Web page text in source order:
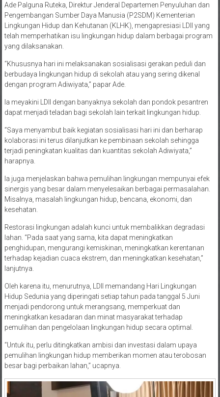
Ade Palguna Ruteka, Direktur Jenderal Departemen Penyuluhan dan
Pengembangan Sumber Daya Manusia (P2SDM) Kementerian
Lingkungan Hidup dan Kehutanan (KLHK), mengapresiasi LDII yang
telah memperhatikan isu lingkungan hidup dalam berbagai program
yang dilaksanakan.
“Khususnya hari ini melaksanakan sosialisasi gerakan peduli dan
berbudaya lingkungan hidup di sekolah atau yang sering dikenal
dengan program Adiwiyata,” papar Ade.
Ia meyakini LDII dengan banyaknya sekolah dan pondok pesantren
dapat menjadi teladan bagi sekolah lain terkait lingkungan hidup.
“Saya menyambut baik kegiatan sosialisasi hari ini dan berharap
kolaborasi ini terus dilanjutkan ke pembinaan sekolah sehingga
terjadi peningkatan kualitas dan kuantitas sekolah Adiwiyata,”
harapnya.
Ia juga menjelaskan bahwa pemulihan lingkungan mempunyai efek
sinergis yang besar dalam menyelesaikan berbagai permasalahan.
Misalnya, masalah lingkungan hidup, bencana, ekonomi, dan
kesehatan.
Restorasi lingkungan adalah kunci untuk membalikkan degradasi
lahan. “Pada saat yang sama, kita dapat meningkatkan
penghidupan, mengurangi kemiskinan, meningkatkan kerentanan
terhadap kejadian cuaca ekstrem, dan meningkatkan kesehatan,”
lanjutnya.
Oleh karena itu, menurutnya, LDII memandang Hari Lingkungan
Hidup Sedunia yang diperingati setiap tahun pada tanggal 5 Juni
menjadi pendorong untuk merangsang, memperkuat dan
meningkatkan kesadaran dan minat masyarakat terhadap
pemulihan dan pengelolaan lingkungan hidup secara optimal.
“Untuk itu, perlu ditingkatkan ambisi dan investasi dalam upaya
pemulihan lingkungan hidup memberikan momen atau terobosan
besar bagi perbaikan lahan,” ucapnya.